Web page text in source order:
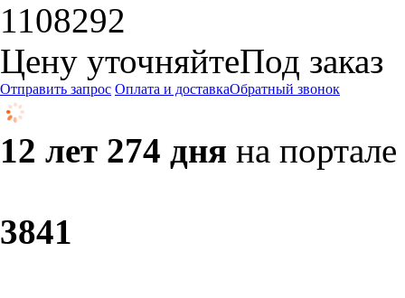
1108292
Цену уточняйтеПод заказ
Отправить запрос Оплата и доставкаОбратный звонок
12 лет 274 дня на портале
3841